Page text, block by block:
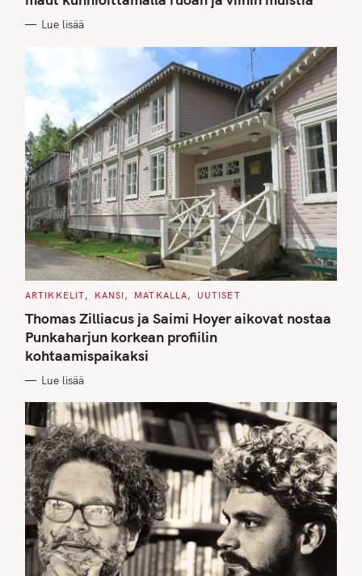
O
I
Lue lisää
C
T
E
G
O
R
I
S
ARTIKKELIT KANSI MATKALLA UUTISET
Thomas Zilliacus ja Saimi Hoyer aikovat nostaa
Punkaharjun korkean profiilin
kohtaamispaikaksi
Lue lisää